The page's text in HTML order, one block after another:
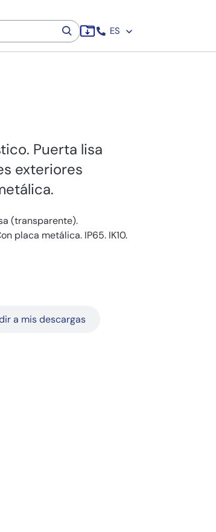
ES
Puerta lisa
exteriores
(transparente).
placa metálica. IP65. IK10.
a mis descargas